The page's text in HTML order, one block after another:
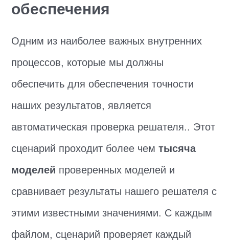
обеспечения
Одним из наиболее важных внутренних
процессов, которые мы должны
обеспечить для обеспечения точности
наших результатов, является
автоматическая проверка решателя.. Этот
сценарий проходит более чемтысяча
моделей проверенных моделей и
сравнивает результаты нашего решателя с
этими известными значениями. С каждым
файлом, сценарий проверяет каждый